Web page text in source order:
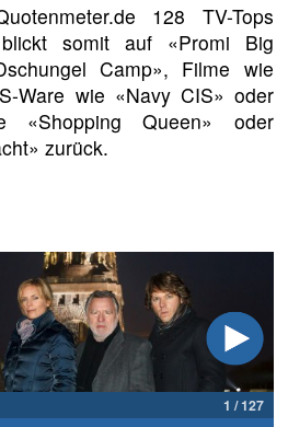
128 TV-Tops
somit auf «Promi Big
Camp», Filme wie
Ware wie «Navy CIS» oder
«Shopping Queen» oder
zurück.
1 / 127